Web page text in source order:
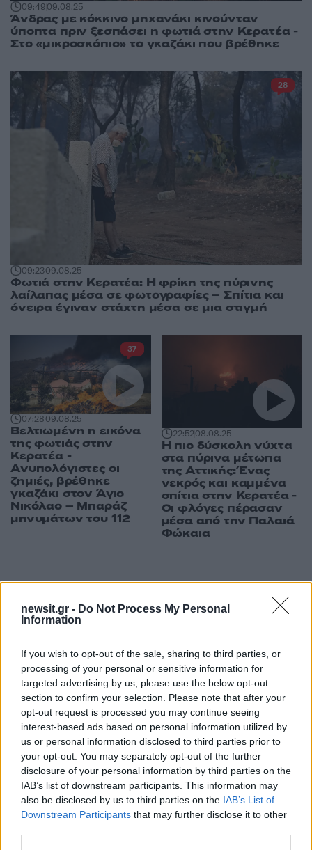
newsit.gr - Do Not Process My Personal
Information
If you wish to opt-out of the sale, sharing to third parties, or
processing of your personal or sensitive information for
targeted advertising by us, please use the below opt-out
section to confirm your selection. Please note that after your
opt-out request is processed you may continue seeing
interest-based ads based on personal information utilized by
us or personal information disclosed to third parties prior to
your opt-out. You may separately opt-out of the further
disclosure of your personal information by third parties on the
IAB’s list of downstream participants. This information may
also be disclosed by us to third parties on the IAB’s List of
Downstream Participants that may further disclose it to other
09:4909.08.25
Άνδρας με κόκκινο μηχανάκι κινούνταν
ύποπτα πριν ξεσπάσει η φωτιά στην Κερατέα -
Στο «μικροσκόπιο» το γκαζάκι που βρέθηκε
09:2309.08.25
Φωτιά στην Κερατέα: Η φρίκη της πύρινης
λαίλαπας μέσα σε φωτογραφίες – Σπίτια και
όνειρα έγιναν στάχτη μέσα σε μια στιγμή
28
07:2809.08.25
Βελτιωμένη η εικόνα
της φωτιάς στην
Κερατέα -
Ανυπολόγιστες οι
ζημιές, βρέθηκε
γκαζάκι στον Άγιο
Νικόλαο – Μπαράζ
μηνυμάτων του 112
37
22:5208.08.25
Η πιο δύσκολη νύχτα
στα πύρινα μέτωπα
της Αττικής: Ένας
νεκρός και καμμένα
σπίτια στην Κερατέα -
Οι φλόγες πέρασαν
μέσα από την Παλαιά
Φώκαια
ΔΙΑΦΗΜΙΣΗ